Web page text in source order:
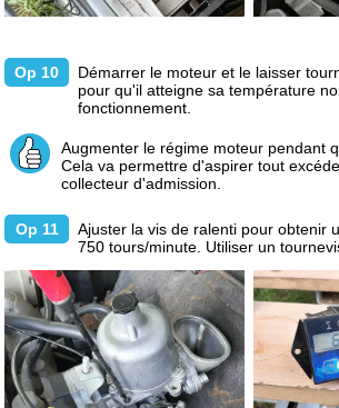
Op 10
Démarrer le moteur et le laisser
pour qu'il atteigne sa température
fonctionnement.
Augmenter le régime moteur pendant
Cela va permettre d'aspirer tout
collecteur d'admission.
Op 11
Ajuster la vis de ralenti pour obtenir
750 tours/minute. Utiliser un